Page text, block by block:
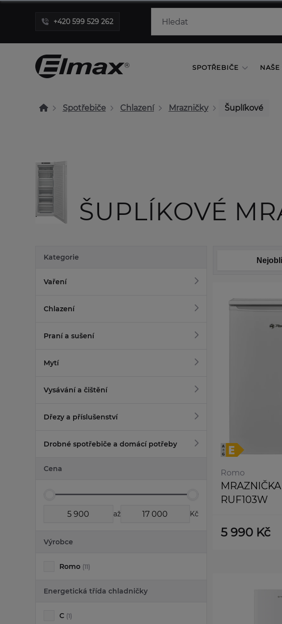
+420 599 529 262
SPOTŘEBIČE NAŠE
Spotřebiče Chlazení Mrazničky Šuplíkové
ŠUPLÍKOVÉ
Kategorie
Vaření
Chlazení
Praní a sušení
Mytí
Vysávání a čištění
Dřezy a příslušenství
Drobné spotřebiče a domácí potřeby
Cena
až Kč
Výrobce
Romo (11)
Energetická třída chladničky
C (1)
Romo
RUF103W
5 990 Kč